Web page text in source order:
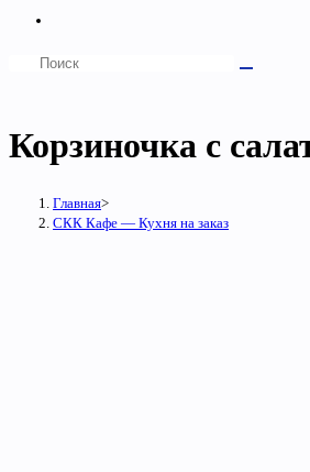
сайту
Корзиночка с
Главная>
СКК Кафе — Кухня на заказ